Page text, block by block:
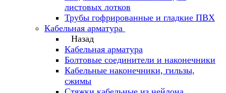
листовых лотков
Трубы гофрированные и гладкие ПВХ
Кабельная арматура
Назад
Кабельная арматура
Болтовые соединители и наконечники
Кабельные наконечники, гильзы,
сжимы